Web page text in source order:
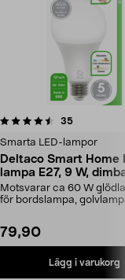
35recensioner
Smarta LED-lampor
Deltaco Smart Home
lampa E27, 9 W,
Motsvarar ca 60 W
för bordslampa,
79,90
Lägg i varukorg
4.5 av 5 stjärnor